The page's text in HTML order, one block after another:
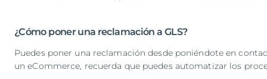
¿Cómo poner una reclamación a GLS?
Puedes poner una reclamación desde poniéndote en
un eCommerce, recuerda que puedes automatizar los